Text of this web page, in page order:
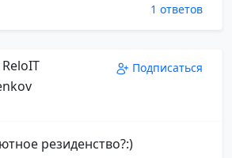
1 ответов
Подписаться
резиденство?:)